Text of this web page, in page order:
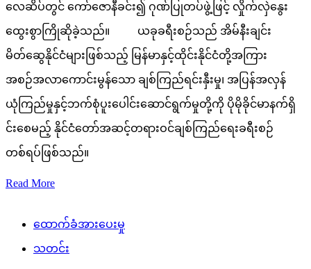
လေဆိပ်တွင် ကော်ဇောနီခင်း၍ ဂုဏ်ပြုတပ်ဖွဲ့ဖြင့် လှိုက်လှဲနွေး
ထွေးစွာကြိုဆိုခဲ့သည်။ ယခုခရီးစဉ်သည် အိမ်နီးချင်း
မိတ်ဆွေနိုင်ငံများဖြစ်သည့် မြန်မာနှင့်ထိုင်းနိုင်ငံတို့အကြား
အစဉ်အလာကောင်းမွန်သော ချစ်ကြည်ရင်းနှီးမှု၊ အပြန်အလှန်
ယုံကြည်မှုနှင့်ဘက်စုံပူးပေါင်းဆောင်ရွက်မှုတို့ကို ပိုမိုခိုင်မာနက်ရှိ
င်းစေမည့် နိုင်ငံတော်အဆင့်တရားဝင်ချစ်ကြည်ရေးခရီးစဉ်
တစ်ရပ်ဖြစ်သည်။
Read More
ထောက်ခံအားပေးမှု
သတင်း